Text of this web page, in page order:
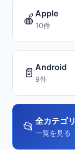
🍎 Apple
10件
📄 Android
9件
📂 全カテゴリ
一覧を見る